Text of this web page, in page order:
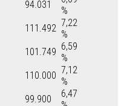
94.031
%
111.492 7,22
%
101.749 6,59
%
110.000 7,12
%
99.900
6,47